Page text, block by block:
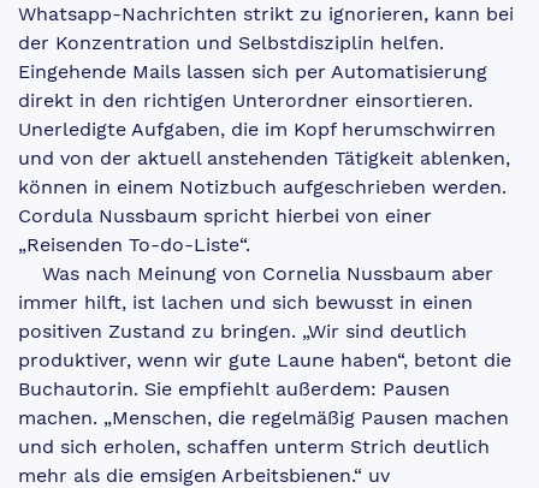
Whatsapp-Nachrichten strikt zu ignorieren, kann bei
der Konzentration und Selbstdisziplin helfen.
Eingehende Mails lassen sich per Automatisierung
direkt in den richtigen Unterordner einsortieren.
Unerledigte Aufgaben, die im Kopf herumschwirren
und von der aktuell anstehenden Tätigkeit ablenken,
können in einem Notizbuch aufgeschrieben werden.
Cordula Nussbaum spricht hierbei von einer
„Reisenden To-do-Liste“.
Was nach Meinung von Cornelia Nussbaum aber
immer hilft, ist lachen und sich bewusst in einen
positiven Zustand zu bringen. „Wir sind deutlich
produktiver, wenn wir gute Laune haben“, betont die
Buchautorin. Sie empfiehlt außerdem: Pausen
machen. „Menschen, die regelmäßig Pausen machen
und sich erholen, schaffen unterm Strich deutlich
mehr als die emsigen Arbeitsbienen.“ uv